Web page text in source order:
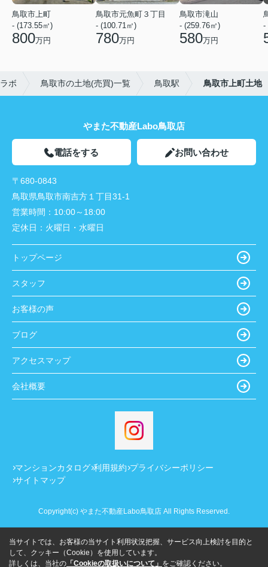
鳥取市上町
- (173.55㎡)
800万円
鳥取市元魚町３丁目
- (100.71㎡)
780万円
鳥取市滝山
- (259.76㎡)
580万円
-
ボ 鳥取市の土地(売買)一覧 鳥取駅 鳥取市上町土地
やまた不動産Labo鳥取店
電話をする お問い合わせ
〒680-0843
鳥取県鳥取市南吉方１丁目31-1
営業時間： 10:00～18:00
定休日： 火曜日・水曜日
トップページ
スタッフ
お客様の声
ブログ
アクセスマップ
会社概要
マンションカタログ 利用規約 プライバシーポリシー
サイトマップ
Copyright(c) やまた不動産Labo鳥取店 All Rights Reserved.
当サイトでは、お客様の当サイト利用状況把握、サービス向上検討を目的と
して、クッキー（Cookie）を使用しています。
詳しくは、当社の 「Cookieの取扱いについて」 をご確認ください。